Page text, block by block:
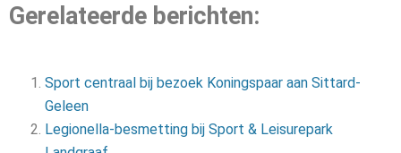
Gerelateerde berichten:
Sport centraal bij bezoek Koningspaar aan Sittard-
Geleen
Legionella-besmetting bij Sport & Leisurepark